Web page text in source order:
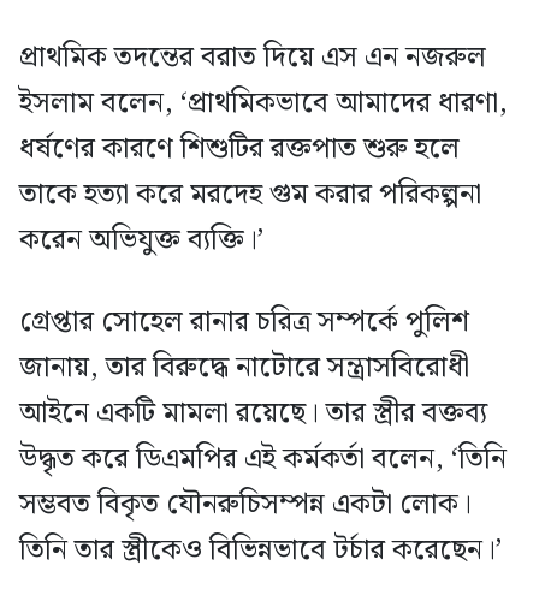
প্রাথমিক তদন্তের বরাত দিয়ে এস এন নজরুল
ইসলাম বলেন, ‘প্রাথমিকভাবে আমাদের ধারণা,
ধর্ষণের কারণে শিশুটির রক্তপাত শুরু হলে
তাকে হত্যা করে মরদেহ গুম করার পরিকল্পনা
করেন অভিযুক্ত ব্যক্তি।’
গ্রেপ্তার সোহেল রানার চরিত্র সম্পর্কে পুলিশ
জানায়, তার বিরুদ্ধে নাটোরে সন্ত্রাসবিরোধী
আইনে একটি মামলা রয়েছে। তার স্ত্রীর বক্তব্য
উদ্ধৃত করে ডিএমপির এই কর্মকর্তা বলেন, ‘তিনি
সম্ভবত বিকৃত যৌনরুচিসম্পন্ন একটা লোক।
তিনি তার স্ত্রীকেও বিভিন্নভাবে টর্চার করেছেন।’